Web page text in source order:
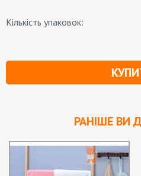
Кількість упаковок:
РАНІШЕ ВИ